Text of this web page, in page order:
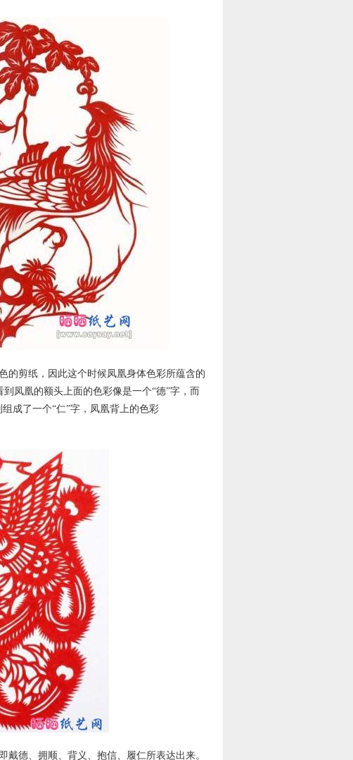
的剪纸，因此这个时候凤凰身体色彩所蕴含的
凤凰的额头上面的色彩像是一个“德”字，而
成了一个“仁”字，凤凰背上的色彩
德、拥顺、背义、抱信、履仁所表达出来。